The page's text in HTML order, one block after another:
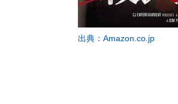
出典：Amazon.co.jp